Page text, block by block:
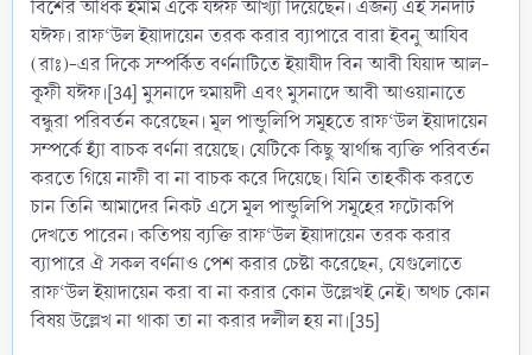
বিশের অধিক ইমাম একে যঈফ আখ্যা দিয়েছেন। এজন্য এই সনদটি
যঈফ। রাফ‘উল ইয়াদায়েন তরক করার ব্যাপারে বারা ইবনু আযিব
(রাঃ)-এর দিকে সম্পর্কিত বর্ণনাটিতে ইয়াযীদ বিন আবী যিয়াদ আল-
কূফী যঈফ।[34] মুসনাদে হুমায়দী এবং মুসনাদে আবী আওয়ানাতে
বন্ধুরা পরিবর্তন করেছেন। মূল পান্ডুলিপি সমূহতে রাফ‘উল ইয়াদায়েন
সম্পর্কে হ্যাঁ বাচক বর্ণনা রয়েছে। যেটিকে কিছু স্বার্থান্ধ ব্যক্তি পরিবর্তন
করতে গিয়ে নাফী বা না বাচক করে দিয়েছে। যিনি তাহকীক করতে
চান তিনি আমাদের নিকট এসে মূল পান্ডুলিপি সমূহের ফটোকপি
দেখতে পারেন। কতিপয় ব্যক্তি রাফ‘উল ইয়াদায়েন তরক করার
ব্যাপারে ঐ সকল বর্ণনাও পেশ করার চেষ্টা করেছেন, যেগুলোতে
রাফ‘উল ইয়াদায়েন করা বা না করার কোন উল্লেখই নেই। অথচ কোন
বিষয় উল্লেখ না থাকা তা না করার দলীল হয় না।[35]